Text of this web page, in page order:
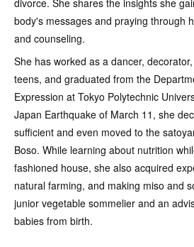
divorce. She shares the insights she
body's messages and praying through
and counseling.
She has worked as a dancer,
teens, and graduated from the
Expression at Tokyo Polytechnic
Japan Earthquake of March 11, she
sufficient and even moved to the
Boso. While learning about nutrition
fashioned house, she also acquired
natural farming, and making miso and
junior vegetable sommelier and an
babies from birth.